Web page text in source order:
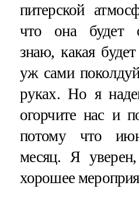
питерской
что она будет
знаю, какая
уж сами
руках. Но я
огорчите нас и
потому что
месяц. Я
хорошее